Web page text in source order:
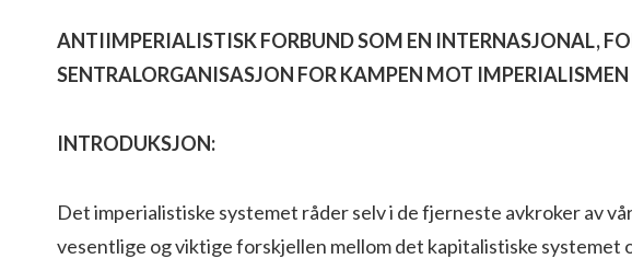
ANTIIMPERIALISTISK FORBUND SOM EN INTERNASJONAL,
SENTRALORGANISASJON FOR KAMPEN MOT IMPERIALISMEN
INTRODUKSJON:
Det imperialistiske systemet råder selv i de fjerneste avkroker av
vesentlige og viktige forskjellen mellom det kapitalistiske systemet